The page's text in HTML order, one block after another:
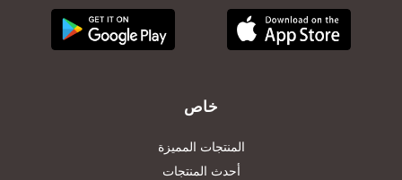
خاص
المنتجات المميزة
أحدث المنتجات